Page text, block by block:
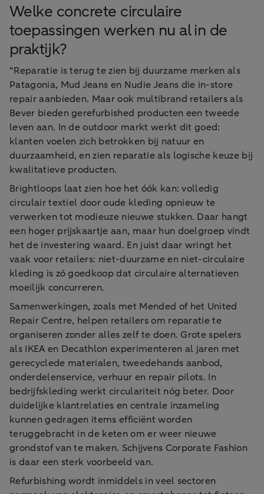
Welke concrete circulaire
toepassingen werken nu al in de
praktijk?
“Reparatie is terug te zien bij duurzame merken als
Patagonia, Mud Jeans en Nudie Jeans die in-store
repair aanbieden. Maar ook multibrand retailers als
Bever bieden gerefurbished producten een tweede
leven aan. In de outdoor markt werkt dit goed:
klanten voelen zich betrokken bij natuur en
duurzaamheid, en zien reparatie als logische keuze bij
kwalitatieve producten.
Brightloops laat zien hoe het óók kan: volledig
circulair textiel door oude kleding opnieuw te
verwerken tot modieuze nieuwe stukken. Daar hangt
een hoger prijskaartje aan, maar hun doelgroep vindt
het de investering waard. En juist daar wringt het
vaak voor retailers: niet-duurzame en niet-circulaire
kleding is zó goedkoop dat circulaire alternatieven
moeilijk concurreren.
Samenwerkingen, zoals met Mended of het United
Repair Centre, helpen retailers om reparatie te
organiseren zonder alles zelf te doen. Grote spelers
als IKEA en Decathlon experimenteren al jaren met
gerecyclede materialen, tweedehands aanbod,
onderdelenservice, verhuur en repair pilots. In
bedrijfskleding werkt circulariteit nóg beter. Door
duidelijke klantrelaties en centrale inzameling
kunnen gedragen items efficiënt worden
teruggebracht in de keten om er weer nieuwe
grondstof van te maken. Schijvens Corporate Fashion
is daar een sterk voorbeeld van.
Refurbishing wordt inmiddels in veel sectoren